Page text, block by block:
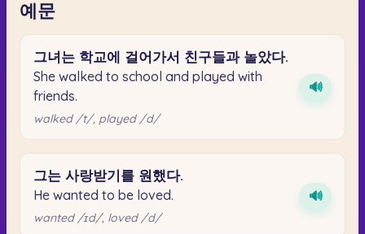
예문
그녀는 학교에 걸어가서 친구들과 놀았다.
She walked to school and played with
friends.
walked /t/, played /d/
🔊
그는 사랑받기를 원했다.
He wanted to be loved.
wanted /ɪd/, loved /d/
🔊